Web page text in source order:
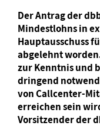
Der Antrag der
Mindestlohns in
Hauptausschuss
abgelehnt
zur Kenntnis und
dringend
von Callcenter-
erreichen sein
Vorsitzender der